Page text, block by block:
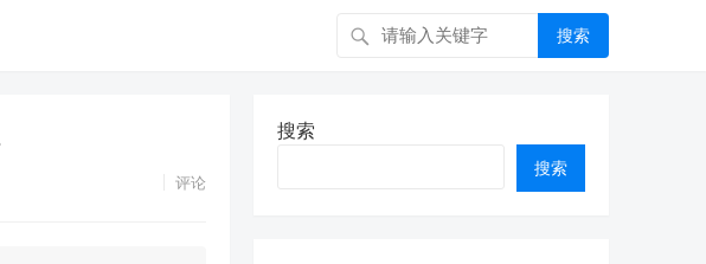
搜索
评论
搜索
搜索